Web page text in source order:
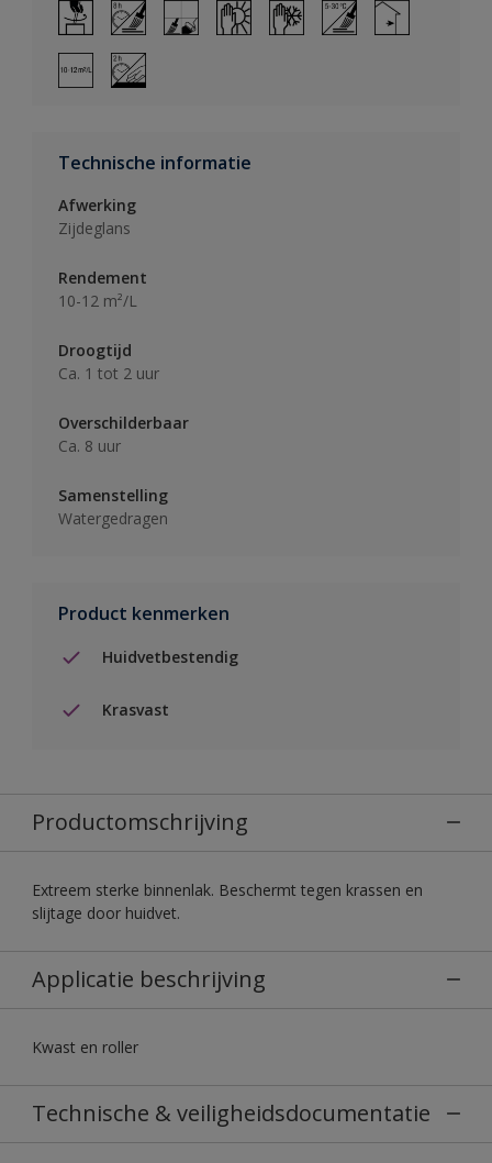
Technische informatie
Afwerking
Zijdeglans
Rendement
10-12 m²/L
Droogtijd
Ca. 1 tot 2 uur
Overschilderbaar
Ca. 8 uur
Samenstelling
Watergedragen
Product kenmerken
Huidvetbestendig
Krasvast
Productomschrijving
Extreem sterke binnenlak. Beschermt tegen krassen en
slijtage door huidvet.
Applicatie beschrijving
Kwast en roller
Technische & veiligheidsdocumentatie